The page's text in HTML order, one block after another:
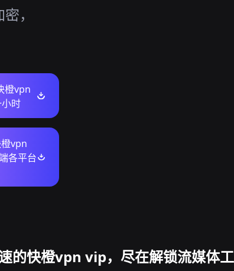
，
橙vpn
时
vpn
各平台
的快橙vpn vip，尽在解锁流媒体